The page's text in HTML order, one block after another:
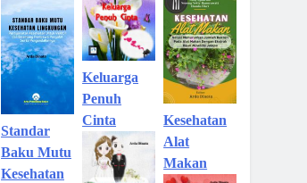
Standar
Baku Mutu
Kesehatan
Keluarga
Penuh
Cinta
Kesehatan
Alat
Makan